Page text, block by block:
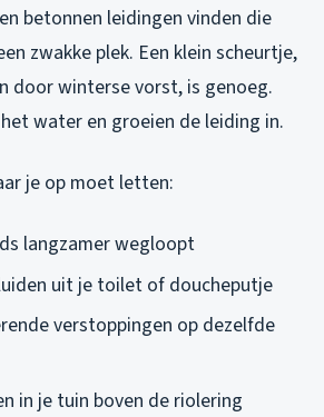
betonnen leidingen vinden die
zwakke plek. Een klein scheurtje,
door winterse vorst, is genoeg.
water en groeien de leiding in.
je op moet letten:
langzamer wegloopt
uit je toilet of doucheputje
verstoppingen op dezelfde
in je tuin boven de riolering